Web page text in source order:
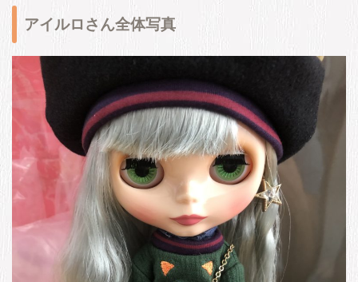
アイルロさん全体写真